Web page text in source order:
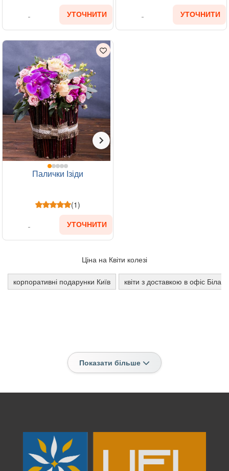
УТОЧНИТИ УТОЧНИТИ
Палички Ізіди
(1)
УТОЧНИТИ
Ціна на Квіти колезі
корпоративні подарунки Київ квіти з доставкою в офіс Біла
Показати більше